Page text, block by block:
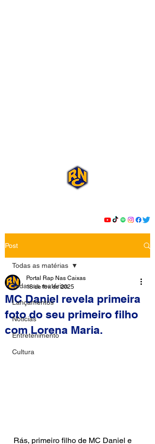
Post
Todas as matérias
Lançamentos
Notícias
Entretenimento
Cultura
Todas as matérias
MC Daniel revela primeira
foto do seu primeiro filho
com Lorena Maria.
Portal Rap Nas Caixas
18 de fev. de 2025
Rás, primeiro filho de MC Daniel e